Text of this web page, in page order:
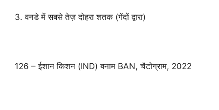
3. वनडे में सबसे तेज़ दोहरा शतक (गेंदों द्वारा)
126 – ईशान किशन (IND) बनाम BAN, चैटोग्राम, 2022